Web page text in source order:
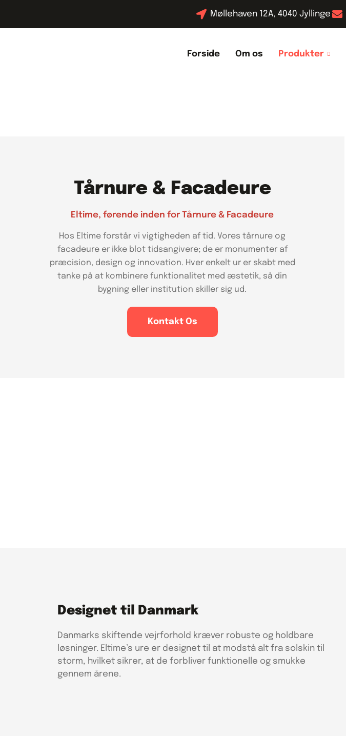
Møllehaven 12A, 4040 Jyllinge
Forside Om os Produkter
Tårnure & Facadeure
Eltime, førende inden for Tårnure & Facadeure
Hos Eltime forstår vi vigtigheden af tid. Vores tårnure og
facadeure er ikke blot tidsangivere; de er monumenter af
præcision, design og innovation. Hver enkelt ur er skabt med
tanke på at kombinere funktionalitet med æstetik, så din
bygning eller institution skiller sig ud.
Kontakt Os
Designet til Danmark
Danmarks skiftende vejrforhold kræver robuste og holdbare
løsninger. Eltime’s ure er designet til at modstå alt fra solskin til
storm, hvilket sikrer, at de forbliver funktionelle og smukke
gennem årene.